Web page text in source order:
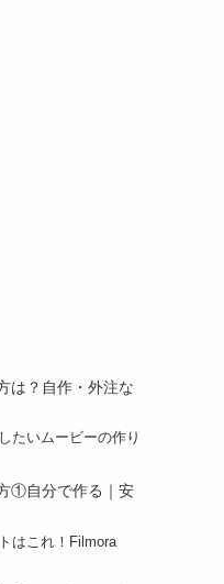
は？自作・外注な
たいムービーの作り
①自分で作る｜安
はこれ！Filmora